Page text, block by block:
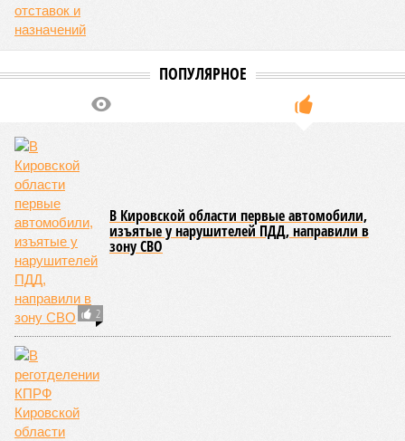
ПОПУЛЯРНОЕ
2
В Кировской области первые автомобили,
изъятые у нарушителей ПДД, направили в
зону СВО